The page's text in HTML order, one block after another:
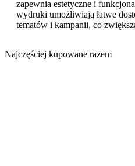
zapewnia estetyczne i
wydruki umożliwiają łatwe
tematów i kampanii, co
Najczęściej kupowane razem